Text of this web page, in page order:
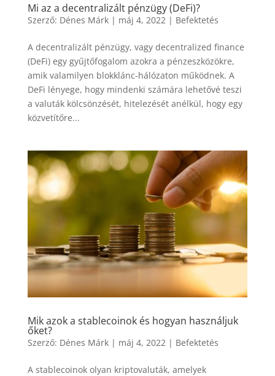
Mi az a decentralizált pénzügy (DeFi)?
Szerző: Dénes Márk| máj 4, 2022 | Befektetés
A decentralizált pénzügy, vagy decentralized finance
(DeFi) egy gyűjtőfogalom azokra a pénzeszközökre,
amik valamilyen blokklánc-hálózaton működnek. A
DeFi lényege, hogy mindenki számára lehetővé teszi
a valuták kölcsönzését, hitelezését anélkül, hogy egy
közvetítőre...
Mik azok a stablecoinok és hogyan használjuk
őket?
Szerző: Dénes Márk| máj 4, 2022 | Befektetés
A stablecoinok olyan kriptovaluták, amelyek